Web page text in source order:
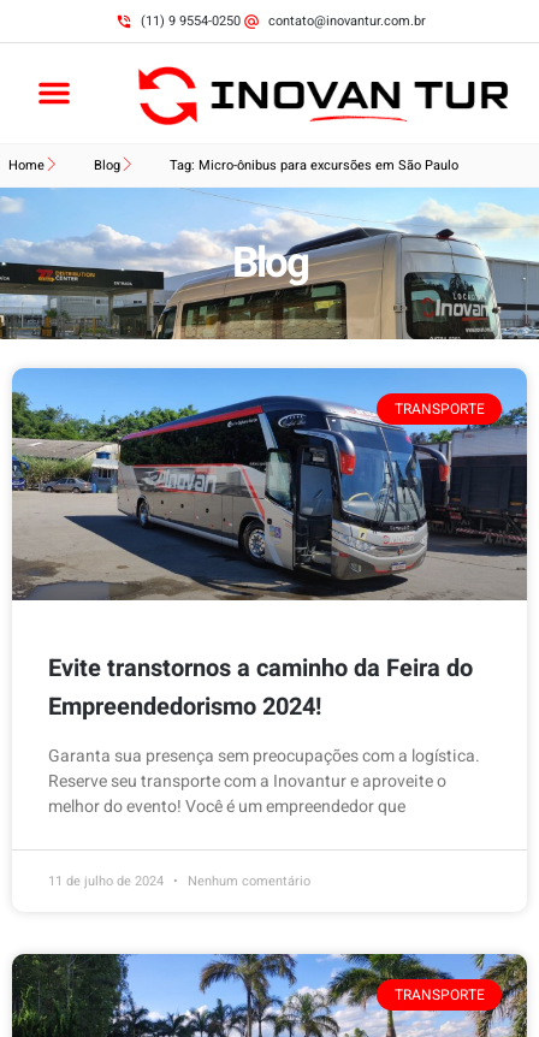
(11) 9 9554-0250 contato@inovantur.com.br
Home Blog Tag: Micro-ônibus para excursões em São Paulo
Blog
TRANSPORTE
Evite transtornos a caminho da Feira do
Empreendedorismo 2024!
Garanta sua presença sem preocupações com a logística.
Reserve seu transporte com a Inovantur e aproveite o
melhor do evento! Você é um empreendedor que
11 de julho de 2024 Nenhum comentário
TRANSPORTE